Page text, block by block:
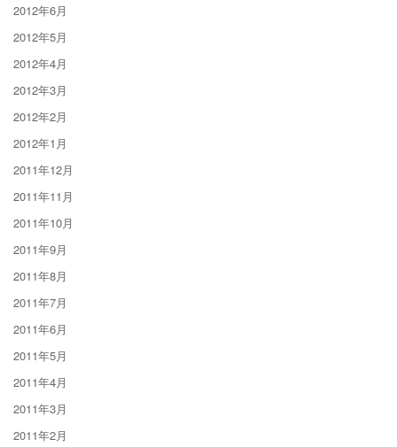
2012年6月
2012年5月
2012年4月
2012年3月
2012年2月
2012年1月
2011年12月
2011年11月
2011年10月
2011年9月
2011年8月
2011年7月
2011年6月
2011年5月
2011年4月
2011年3月
2011年2月